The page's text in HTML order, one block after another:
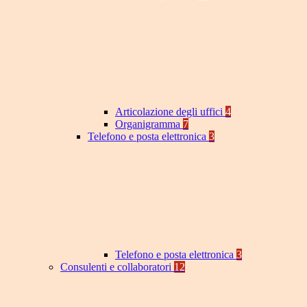
Articolazione degli uffici 4
Organigramma 7
Telefono e posta elettronica 3
Telefono e posta elettronica 3
Consulenti e collaboratori 12